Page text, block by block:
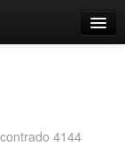
4144